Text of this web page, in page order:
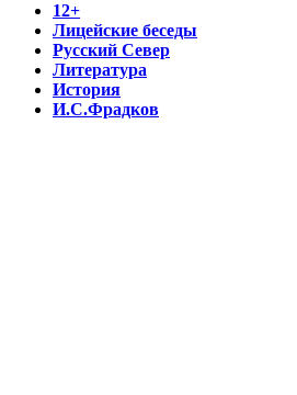
12+
Лицейские беседы
Русский Север
Литература
История
И.С.Фрадков